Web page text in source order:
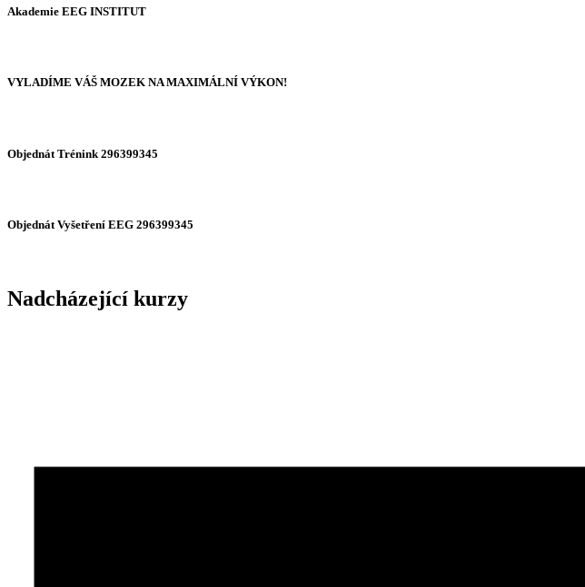
Akademie EEG INSTITUT
VYLADÍME VÁŠ MOZEK NA MAXIMÁLNÍ VÝKON!
Objednát Trénink 296399345
Objednát Vyšetření EEG 296399345
Nadcházející kurzy